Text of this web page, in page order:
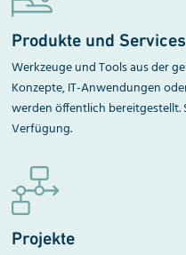
Produkte und Services
Werkzeuge und Tools aus der
Konzepte, IT-Anwendungen
werden öffentlich bereitgestellt.
Verfügung.
Projekte